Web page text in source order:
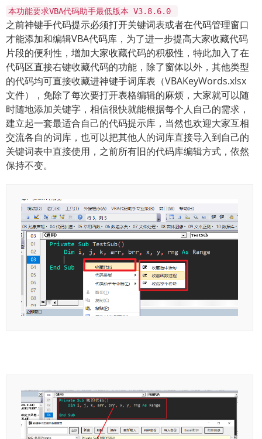
本功能要求VBA代码助手最低版本 V3.8.6.0
之前神键手代码提示必须打开关键词表或者在代码管理窗口
才能添加和编辑VBA代码库，为了进一步提高大家收藏代码
片段的便利性，增加大家收藏代码的积极性，特此加入了在
代码区直接右键收藏代码的功能，除了窗体以外，其他类型
的代码均可直接收藏进神键手词库表（VBAKeyWords.xlsx
文件），免除了每次要打开表格编辑的麻烦，大家就可以随
时随地添加关键字，相信很快就能根据每个人自己的需求，
建立起一套最适合自己的代码提示库，当然也欢迎大家互相
交流各自的词库，也可以把其他人的词库直接导入到自己的
关键词表中直接使用，之前所有旧的代码库编辑方式，依然
保持不变。